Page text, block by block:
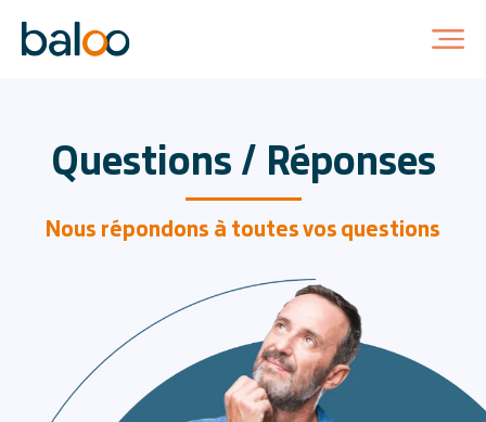
Questions / Réponses
Nous répondons à toutes vos questions